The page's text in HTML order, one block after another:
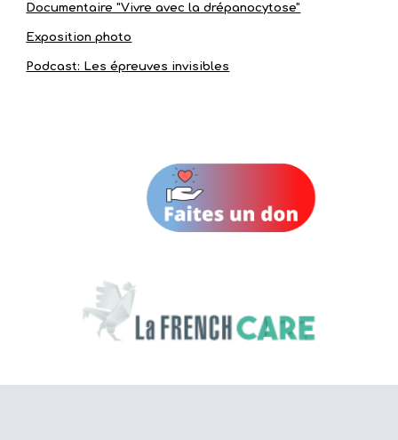
Documentaire "Vivre avec la drépanocytose"
Exposition photo
Podcast: Les épreuves invisibles